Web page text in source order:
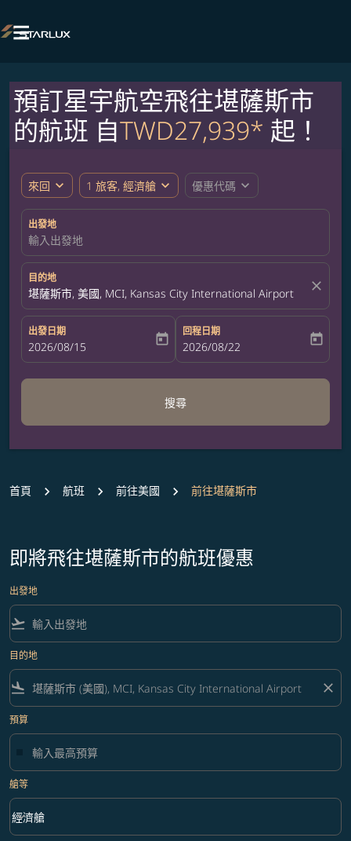

預訂星宇航空飛往堪薩斯市
的航班 自TWD27,939* 起！
來回 expand_more 1 旅客, 經濟艙 expand_more 優惠代碼 expand_more
出發地
輸入出發地
目的地
堪薩斯市, 美國, MCI, Kansas City International Airport close
出發日期
fc-booking-departure-date-aria-label
2026/08/15 today
回程日期
fc-booking-return-date-aria-label
2026/08/22 today
搜尋
首頁 航班 前往美國 前往堪薩斯市
即將飛往堪薩斯市的航班優惠
出發地
flight_takeoff
目的地
flight_land close
預算
艙等
艙等 option 經濟艙 Selected
經濟艙
keyboard_arrow_down